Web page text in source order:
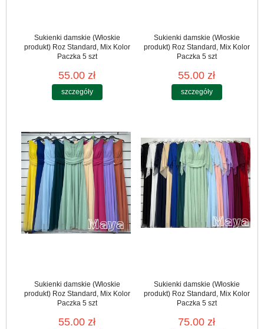
Sukienki damskie (Włoskie
produkt) Roz Standard, Mix Kolor
Paczka 5 szt
55.00 zł
szczegóły
Sukienki damskie (Włoskie
produkt) Roz Standard, Mix Kolor
Paczka 5 szt
55.00 zł
szczegóły
Sukienki damskie (Włoskie
produkt) Roz Standard, Mix Kolor
Paczka 5 szt
55.00 zł
Sukienki damskie (Włoskie
produkt) Roz Standard, Mix Kolor
Paczka 5 szt
75.00 zł